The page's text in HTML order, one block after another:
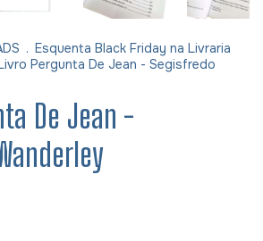
. Esquenta Black Friday na Livraria
Pergunta De Jean - Segisfredo
De Jean -